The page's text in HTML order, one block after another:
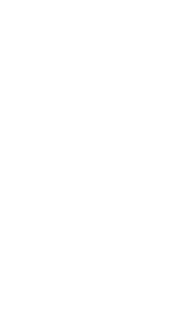
gases, diarrea o
dolor de garganta,
mareos, cansancio